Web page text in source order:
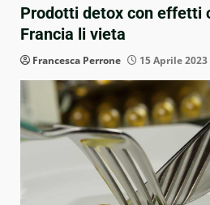
Prodotti detox con effetti
Francia li vieta
Francesca Perrone 15 Aprile 2023